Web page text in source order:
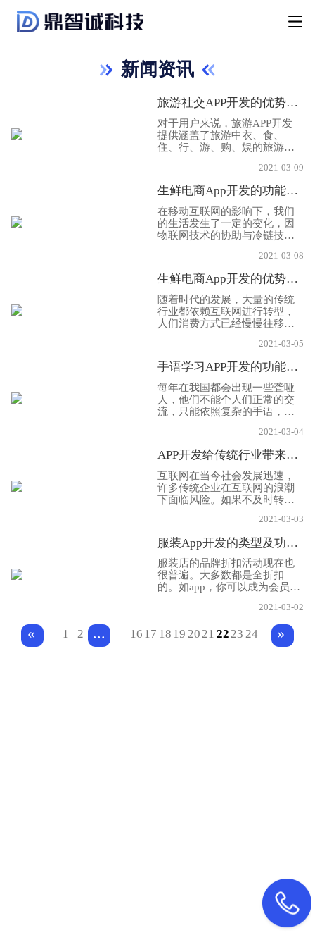
新闻资讯
旅游社交APP开发的优势具体有哪些？
对于用户来说，旅游APP开发
提供涵盖了旅游中衣、食、
住、行、游、购、娱的旅游攻
用户实现个性化自定义出行路
线设计，让用户体验无限畅快
的旅程，是个旅行好帮手!对于
旅游企业来说，旅游APP开发
可以节省企业宣传成本，提高
企业竞争力;有效占领移动互联
网入口，拓展营销渠道;塑造旅
游业专业形象，加速自身推
给大家分享一下，关于旅游社
2021-03-09
生鲜电商App开发的功能有哪些？4点说明一切！
在移动互联网的影响下，我们
的生活发生了一定的变化，因
物联网技术的协助与冷链技术
不断的发展，于是在互联网行
业人员的努力之下，生鲜电商
APP定制开发出现在人们的生
活中，并且给人们的生活带来
一定的便利，现在人们足不出
户也能购买到生鲜商品。
2021-03-08
生鲜电商App开发的优势有哪些!
随着时代的发展，大量的传统
行业都依赖互联网进行转型，
人们消费方式已经慢慢往移动
联网+的模式进行转型，生鲜电
商APP开发的出现，用户只需
要在线上即可购买到生鲜产
品，同时APP还带动行业的良
好发展，使用户的生活变得更
加的方便。下面App开发公司
小编就给大家分享一下，关于
生鲜电商App开发的功能优势!
2021-03-05
手语学习APP开发的功能介绍
每年在我国都会出现一些聋哑
人，他们不能个人们正常的交
流，只能依照复杂的手语，而
能交流，十分的麻烦，因此开
发手语学习App，能给他们带
来很大的便利，让他们短时间
内学习更多的手语知识，下面
App开发公司小编就给大家分
享一下，关于手语App开发的
功能，希望帮助到大家!
2021-03-04
APP开发给传统行业带来的好处具体是哪些?
互联网在当今社会发展迅速，
许多传统企业在互联网的浪潮
下面临风险。如果不及时转
至可能被潮水淹没。并且线下
门店的租金非常高，这就使企
业顶着不小的压力，做传统实
体店的门槛就比较高，如果一
味的使用老套路没有新思维，
那么客户的关系就很难长期维
持，在竞争如此激烈的环境下
难以获利。因此，App开发，
的无缝对接，获取最大的利
益，下面App定制公司小编就
2021-03-03
服装App开发的类型及功能要求有哪些？
服装店的品牌折扣活动现在也
很普遍。大多数都是全折扣
的。如app，你可以成为会员，
获得相应的积分，如果有会员
活动，可以通过app及时通知和
宣布。提高了信息的普及率，
也更加方便了会员的操作和更
2021-03-02
« 1 2 ... 16 17 18 19 2021 2223 24 »